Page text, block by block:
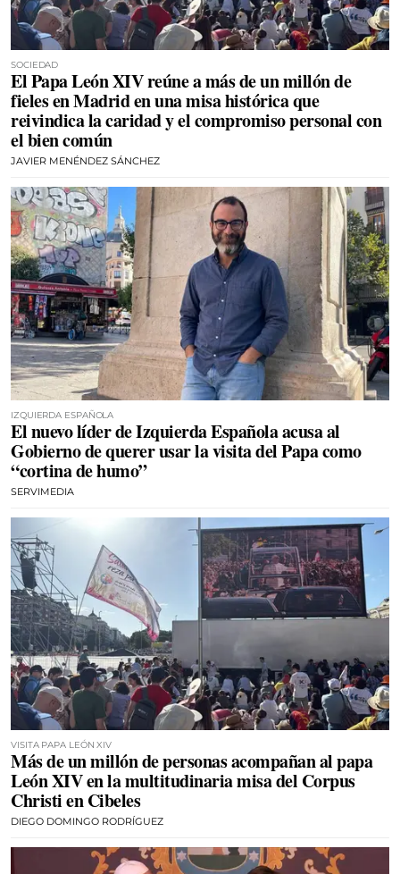
SOCIEDAD
El Papa León XIV reúne a más de un millón de
fieles en Madrid en una misa histórica que
reivindica la caridad y el compromiso personal con
el bien común
JAVIER MENÉNDEZ SÁNCHEZ
IZQUIERDA ESPAÑOLA
El nuevo líder de Izquierda Española acusa al
Gobierno de querer usar la visita del Papa como
“cortina de humo”
SERVIMEDIA
VISITA PAPA LEÓN XIV
Más de un millón de personas acompañan al papa
León XIV en la multitudinaria misa del Corpus
Christi en Cibeles
DIEGO DOMINGO RODRÍGUEZ